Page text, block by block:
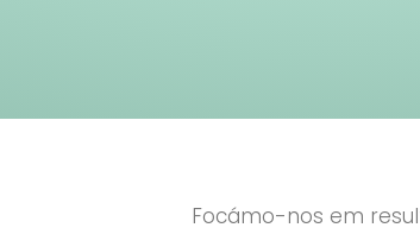
Focámo-nos em